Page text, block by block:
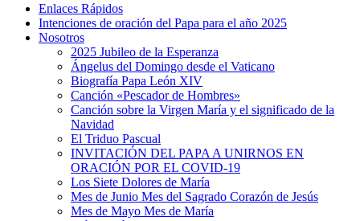
Enlaces Rápidos
Intenciones de oración del Papa para el año 2025
Nosotros
2025 Jubileo de la Esperanza
Ángelus del Domingo desde el Vaticano
Biografía Papa León XIV
Canción «Pescador de Hombres»
Canción sobre la Virgen María y el significado de la
Navidad
El Triduo Pascual
INVITACIÓN DEL PAPA A UNIRNOS EN
ORACIÓN POR EL COVID-19
Los Siete Dolores de María
Mes de Junio Mes del Sagrado Corazón de Jesús
Mes de Mayo Mes de María